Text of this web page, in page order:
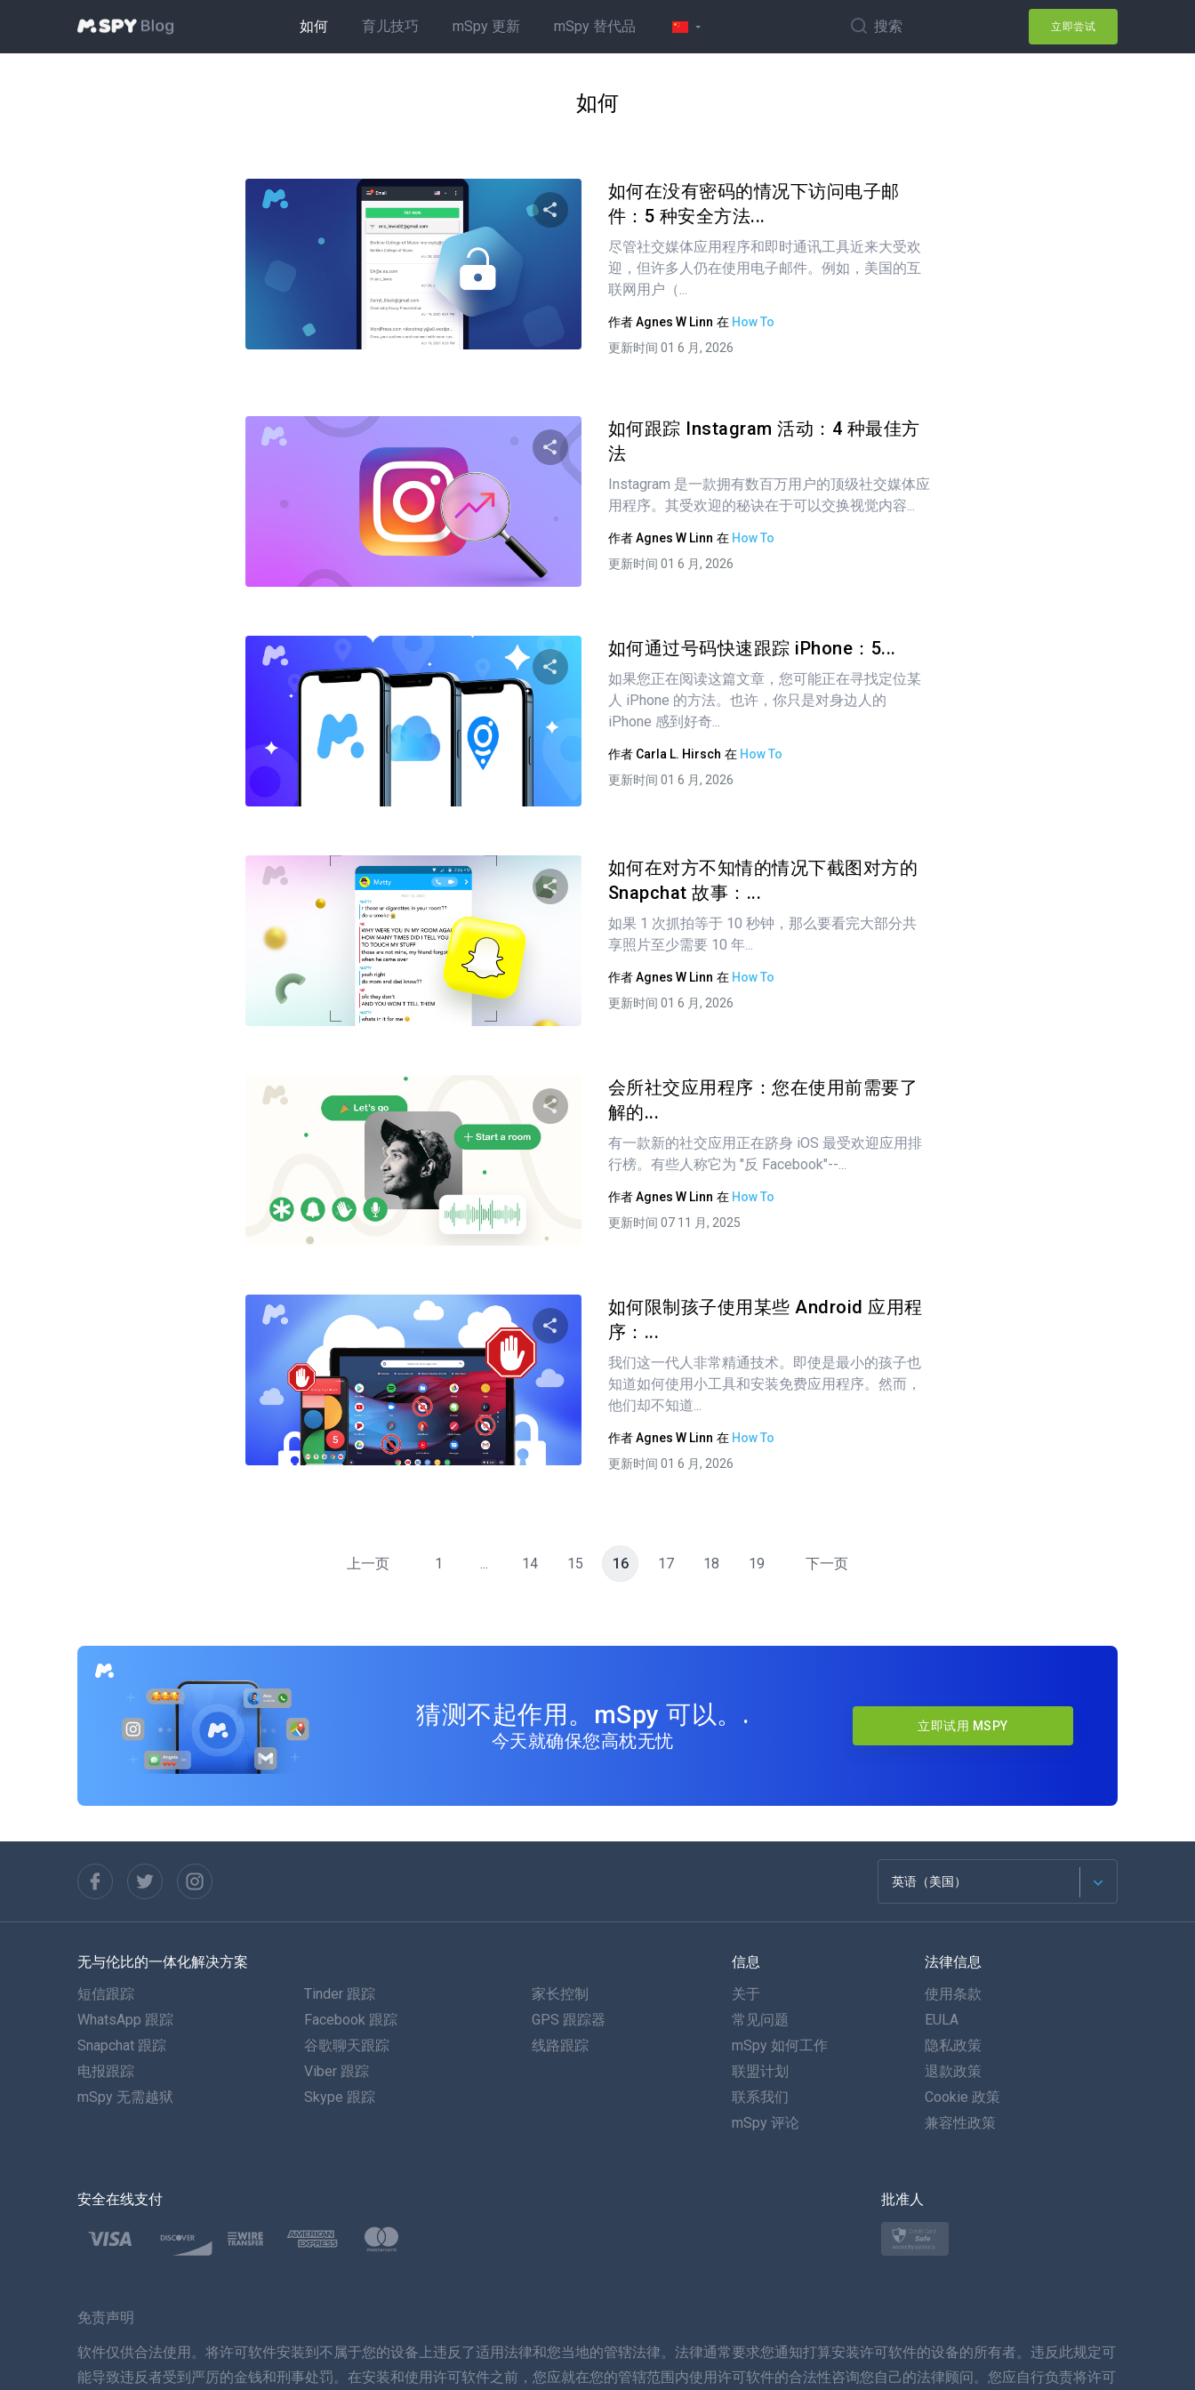
如何 育儿技巧 mSpy 更新 mSpy 替代品 搜索 立即尝试
如何
分享这篇文章
在 Facebook 上 复制链接
如何在没有密码的情况下访问电子邮
件：5 种安全方法...
尽管社交媒体应用程序和即时通讯工具近来大受欢
迎，但许多人仍在使用电子邮件。例如，美国的互
联网用户（...
作者Agnes W Linn 在 How To
更新时间 01 6 月, 2026
分享这篇文章
在 Facebook 上 复制链接
如何跟踪 Instagram 活动：4 种最佳方
法
Instagram 是一款拥有数百万用户的顶级社交媒体应
用程序。其受欢迎的秘诀在于可以交换视觉内容...
作者Agnes W Linn 在 How To
更新时间 01 6 月, 2026
分享这篇文章
在 Facebook 上 复制链接
如何通过号码快速跟踪 iPhone：5...
如果您正在阅读这篇文章，您可能正在寻找定位某
人 iPhone 的方法。也许，你只是对身边人的
iPhone 感到好奇...
作者 Carla L. Hirsch 在 How To
更新时间 01 6 月, 2026
分享这篇文章
在 Facebook 上 复制链接
如何在对方不知情的情况下截图对方的
Snapchat 故事：...
如果 1 次抓拍等于 10 秒钟，那么要看完大部分共
享照片至少需要 10 年...
作者Agnes W Linn 在 How To
更新时间 01 6 月, 2026
分享这篇文章
在 Facebook 上 复制链接
会所社交应用程序：您在使用前需要了
解的...
有一款新的社交应用正在跻身 iOS 最受欢迎应用排
行榜。有些人称它为 "反 Facebook"--...
作者Agnes W Linn 在 How To
更新时间 07 11 月, 2025
分享这篇文章
在 Facebook 上 复制链接
如何限制孩子使用某些 Android 应用程
序：...
我们这一代人非常精通技术。即使是最小的孩子也
知道如何使用小工具和安装免费应用程序。然而，
他们却不知道...
作者Agnes W Linn 在 How To
更新时间 01 6 月, 2026
上一页 1 ... 14 15 16 17 18 19 下一页
猜测不起作用。mSpy 可以。.
今天就确保您高枕无忧
立即试用 MSPY
英语（美国）
法语
西班牙语
葡萄牙语
意大利语
土耳其语
挪威语
无与伦比的一体化解决方案
短信跟踪
WhatsApp 跟踪
Snapchat 跟踪
电报跟踪
mSpy 无需越狱
Tinder 跟踪
Facebook 跟踪
谷歌聊天跟踪
Viber 跟踪
Skype 跟踪
家长控制
GPS 跟踪器
线路跟踪
信息
关于
常见问题
mSpy 如何工作
联盟计划
联系我们
mSpy 评论
法律信息
使用条款
EULA
隐私政策
退款政策
Cookie 政策
兼容性政策
安全在线支付 批准人
免责声明
软件仅供合法使用。将许可软件安装到不属于您的设备上违反了适用法律和您当地的管辖法律。法律通常要求您通知打算安装许可软件的设备的所有者。违反此规定可
能导致违反者受到严厉的金钱和刑事处罚。在安装和使用许可软件之前，您应就在您的管辖范围内使用许可软件的合法性咨询您自己的法律顾问。您应自行负责将许可